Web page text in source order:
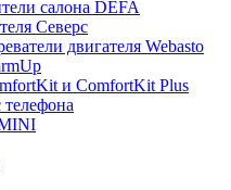
салона DEFA
Северс
двигателя Webasto
и ComfortKit Plus